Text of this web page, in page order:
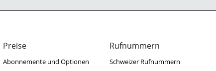
Preise
Abonnemente und Optionen
Rufnummern
Schweizer Rufnummern